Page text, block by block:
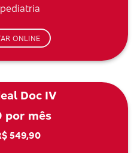
ONLINE
Doc IV
por mês
549,90